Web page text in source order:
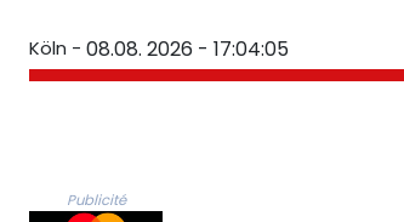
Köln - 08.08. 2026 - 17:04:06
Publicité